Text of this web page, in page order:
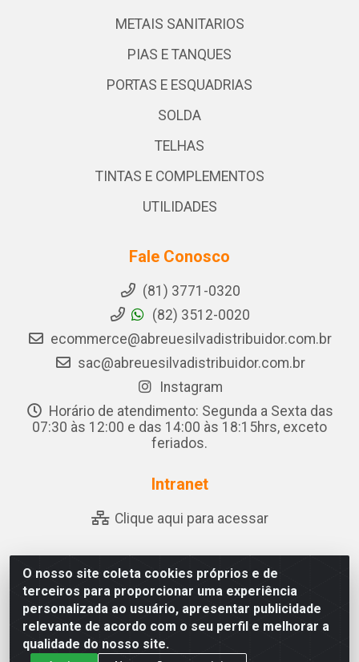
O nosso site coleta cookies próprios e de
terceiros para proporcionar uma experiência
personalizada ao usuário, apresentar publicidade
relevante de acordo com o seu perfil e melhorar a
qualidade do nosso site.
METAIS SANITARIOS
PIAS E TANQUES
PORTAS E ESQUADRIAS
SOLDA
TELHAS
TINTAS E COMPLEMENTOS
UTILIDADES
Fale Conosco
(81) 3771-0320
(82) 3512-0020
ecommerce@abreuesilvadistribuidor.com.br
sac@abreuesilvadistribuidor.com.br
Instagram
Horário de atendimento: Segunda a Sexta das
07:30 às 12:00 e das 14:00 às 18:15hrs, exceto
feriados.
Intranet
Clique aqui para acessar
Abreu & Silva - Rua Padre Jose de Souza Leite, 265 - Ariado,
Olho D'Água das Flores/AL - CEP 57.442-000 - CNPJ
04.790.656/0001-06